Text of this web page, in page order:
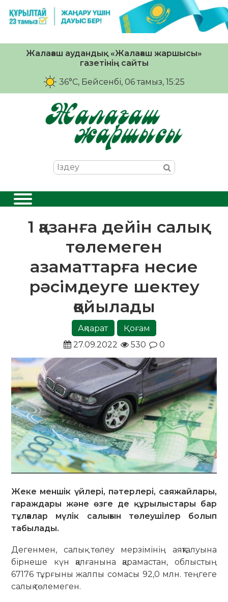
Жалағаш аудандық «Жалағаш жаршысы»
газетінің сайты
36°C, Бейсенбі, 06 тамыз, 15:25
1 қазанға дейін салық
төлемеген
азаматтарға несие
рәсімдеуге шектеу
қойылады
Ақпарат
Қоғам
27.09.2022
530 0
Жеке меншік үйлері, пәтерлері, саяжайлары,
гараждары және өзге де құрылыстары бар
тұлғалар мүлік салығын төлеушілер болып
табылады.
Дегенмен, салық төлеу мерзімінің аяқталуына
бірнеше күн қалғанына қарамастан, облыстың
67176 тұрғыны жалпы сомасы 92,0 млн. теңгеге
салық төлемеген.